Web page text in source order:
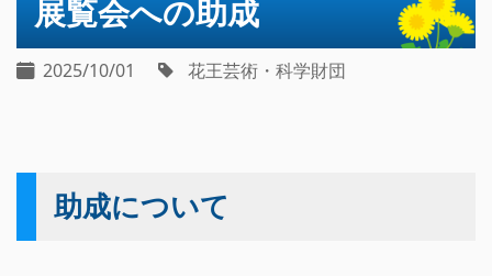
展覧会への助成
2025/10/01 花王芸術・科学財団
助成について